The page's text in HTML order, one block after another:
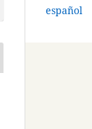
español